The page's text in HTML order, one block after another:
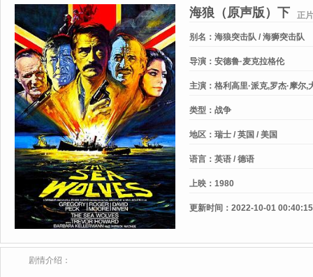
海狼（原声版）下 正片
别名： 海狼突击队 / 海狮突击队
导演： 安德鲁·麦克拉格伦
主演： 格利高里·派克,罗杰·摩尔,
霍夫曼,艾伦·卡思伯森,珀西·赫伯
菲丝·布鲁克
类型： 战争
地区： 瑞士 / 英国 / 美国
语言： 英语 / 德语
上映： 1980
更新时间： 2022-10-01 00:40:15
剧情介绍：